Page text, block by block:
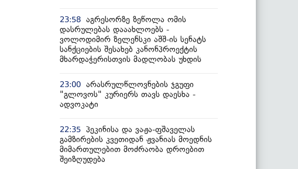
23:58 აგრესორზე ზეწოლა ომის
დასრულებას დააახლოებს -
ვოლოდიმირ ზელენსკი აშშ-ის სენატს
სანქციების შესახებ კანონპროექტის
მხარდაჭერისთვის მადლობას უხდის
23:00 არასრულწლოვნების ჯგუფი
"გლოვოს" კურიერს თავს დაესხა -
ადვოკატი
22:35 პეკინისა და ვაჟა-ფშაველას
გამზირების კვეთიდან ჟვანიას მოედნის
მიმართულებით მოძრაობა დროებით
შეიზღუდება